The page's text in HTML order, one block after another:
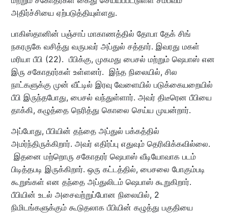
அதிர்ச்சியை ஏற்படுத்தியுள்ளது.
பாகிஸ்தானின் பஞ்சாப் மாகாணத்தில் தோபா தேக் சிங்
நகரருகே வசித்து வருபவர் அப்துல் சத்தார். இவரது மகள்
மரியா பீபி (22). பீபிக்கு, முகமது பைசல் மற்றும் ஷெபாஸ் என
இரு சகோதரர்கள் உள்ளனர். இந்த நிலையில், சில
நாட்களுக்கு முன் வீட்டில் இரவு வேளையில் படுக்கையறையில்
பீபி இருந்தபோது, பைசல் வந்துள்ளார். அவர் திடீரென பீபியை
தாக்கி, கழுத்தை நெரித்து கொலை செய்ய முயன்றார்.
அப்போது, பீபியின் தந்தை அப்துல் பக்கத்தில்
அமர்ந்திருக்கிறார். அவர் எதிர்ப்பு எதுவும் தெரிவிக்கவில்லை.
இதனை மற்றொரு சகோதரர் ஷெபாஸ் வீடியோவாக படம்
பிடித்தபடி இருக்கிறார். ஒரு கட்டத்தில், பைசலை போகும்படி
கூறுங்கள் என தந்தை அப்துலிடம் ஷெபாஸ் கூறுகிறார்.
பீபியின் உடல் அசைவற்றுப்போன நிலையில், 2
நிமிடங்களுக்கும் கூடுதலாக பீபியின் கழுத்து பகுதியை